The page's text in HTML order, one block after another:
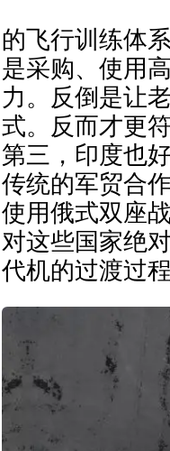
的飞行训练体
是采购、使用
力。反倒是让
式。反而才更
第三，印度也
传统的军贸合
使用俄式双座
对这些国家绝
代机的过渡过